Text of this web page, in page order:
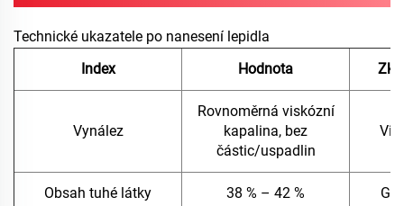
Technické ukazatele po nanesení lepidla
Index
Hodnota
Vynález
Rovnoměrná viskózní
kapalina, bez
částic/uspadlin
Obsah tuhé látky 38 % – 42 %